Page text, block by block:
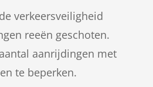
verkeersveiligheid
reeën geschoten.
aanrijdingen met
te beperken.